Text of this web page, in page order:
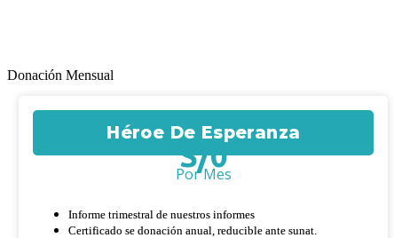
Donación Mensual
Héroe De Esperanza
S/0
Por Mes
Informe trimestral de nuestros informes
Certificado se donación anual, reducible ante sunat.